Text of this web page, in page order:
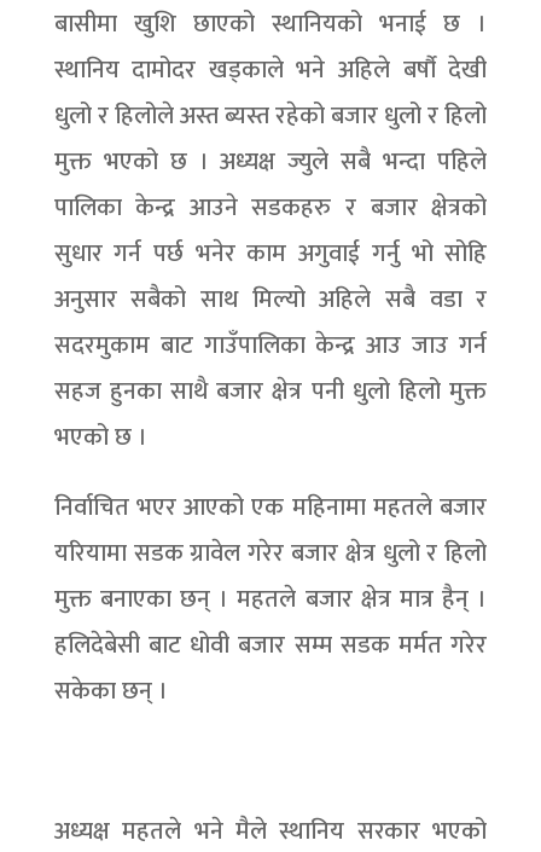
बासीमा खुशि छाएको स्थानियको भनाई छ ।
स्थानिय दामोदर खड्काले भने अहिले बर्षौ देखी
धुलो र हिलोले अस्त ब्यस्त रहेको बजार धुलो र हिलो
मुक्त भएको छ । अध्यक्ष ज्युले सबै भन्दा पहिले
पालिका केन्द्र आउने सडकहरु र बजार क्षेत्रको
सुधार गर्न पर्छ भनेर काम अगुवाई गर्नु भो सोहि
अनुसार सबैको साथ मिल्यो अहिले सबै वडा र
सदरमुकाम बाट गाउँपालिका केन्द्र आउ जाउ गर्न
सहज हुनका साथै बजार क्षेत्र पनी धुलो हिलो मुक्त
भएको छ ।
निर्वाचित भएर आएको एक महिनामा महतले बजार
यरियामा सडक ग्रावेल गरेर बजार क्षेत्र धुलो र हिलो
मुक्त बनाएका छन् । महतले बजार क्षेत्र मात्र हैन् ।
हलिदेबेसी बाट धोवी बजार सम्म सडक मर्मत गरेर
सकेका छन् ।
अध्यक्ष महतले भने मैले स्थानिय सरकार भएको